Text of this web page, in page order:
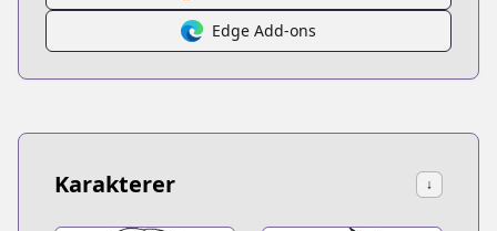
Edge Add-ons
Karakterer ↓